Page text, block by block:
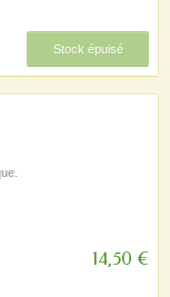
Stock épuisé
14,50 €